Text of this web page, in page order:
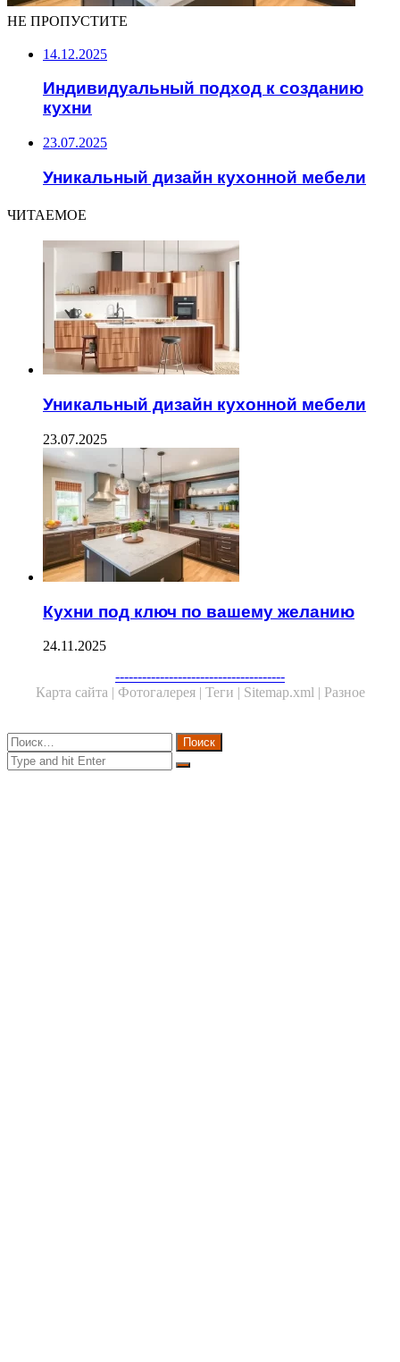
НЕ ПРОПУСТИТЕ
14.12.2025
Индивидуальный подход к созданию
кухни
23.07.2025
Уникальный дизайн кухонной мебели
ЧИТАЕМОЕ
Уникальный дизайн кухонной мебели
23.07.2025
Кухни под ключ по вашему желанию
24.11.2025
--------------------------------------
Карта сайта | Фотогалерея | Теги | Sitemap.xml | Разное
Close
Найти:
Close
Search